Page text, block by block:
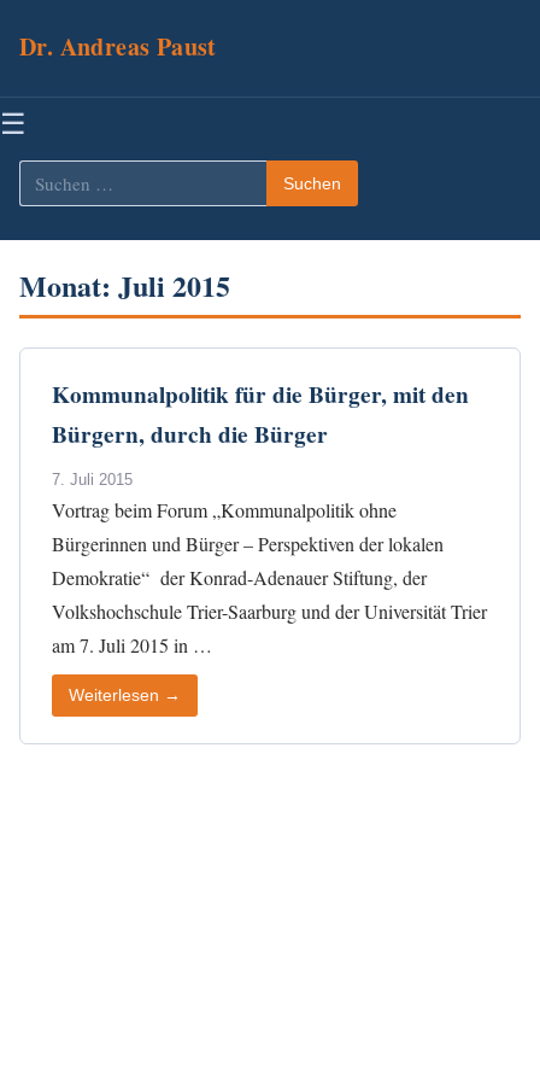
Dr. Andreas Paust
Menü
☰
Suchen
nach:
Suchen
Monat: Juli 2015
Kommunalpolitik für die Bürger, mit den
Bürgern, durch die Bürger
7. Juli 2015
Vortrag beim Forum „Kommunalpolitik ohne
Bürgerinnen und Bürger – Perspektiven der lokalen
Demokratie“ der Konrad-Adenauer Stiftung, der
Volkshochschule Trier-Saarburg und der Universität Trier
am 7. Juli 2015 in …
Weiterlesen →